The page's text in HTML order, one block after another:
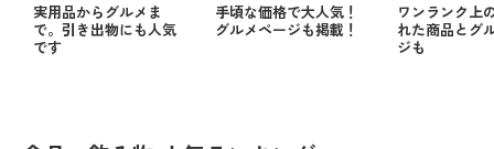
実用品からグルメま
で。引き出物にも人気
です
手頃な価格で大人気！
グルメページも掲載！
ワンランク上
れた商品とグ
ジも